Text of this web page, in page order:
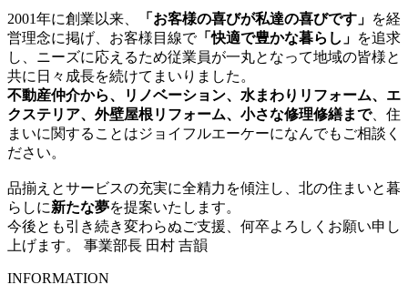
2001年に創業以来、 「お客様の喜びが私達の喜びです」 を経
営理念に掲げ、お客様目線で「快適で豊かな暮らし」 を追求
し、ニーズに応えるため従業員が一丸となって地域の皆様と
共に日々成長を続けてまいりました。
不動産仲介から、リノベーション、水まわりリフォーム、エ
クステリア、外壁屋根リフォーム、小さな修理修繕まで、住
まいに関することはジョイフルエーケーになんでもご相談く
ださい。
品揃えとサービスの充実に全精力を傾注し、北の住まいと暮
らしに新たな夢を提案いたします。
今後とも引き続き変わらぬご支援、何卒よろしくお願い申し
上げます。 事業部長 田村 吉韻
INFORMATION